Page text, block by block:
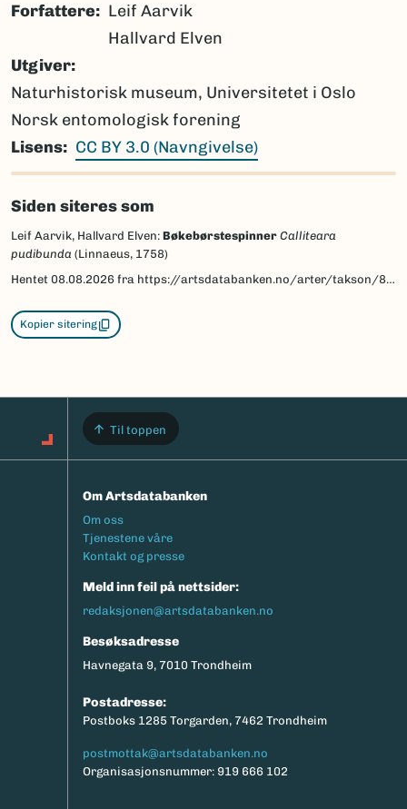
Forfattere
Leif Aarvik
Hallvard Elven
Utgiver
Naturhistorisk museum, Universitetet i Oslo
Norsk entomologisk forening
Lisens
CC BY 3.0 (Navngivelse)
Siden siteres som
Leif Aarvik, Hallvard Elven: Bøkebørstespinner Calliteara
pudibunda (Linnaeus, 1758)
Hentet 08.08.2026 fra https://artsdatabanken.no/arter/takson/89318/beskrivelse
Kopier sitering
Til toppen
Om Artsdatabanken
Footermeny
Om oss
Tjenestene våre
Kontakt og presse
Meld inn feil på nettsider:
redaksjonen@artsdatabanken.no
Besøksadresse
Havnegata 9, 7010 Trondheim
Postadresse:
Postboks 1285 Torgarden, 7462 Trondheim
postmottak@artsdatabanken.no
Organisasjonsnummer: 919 666 102